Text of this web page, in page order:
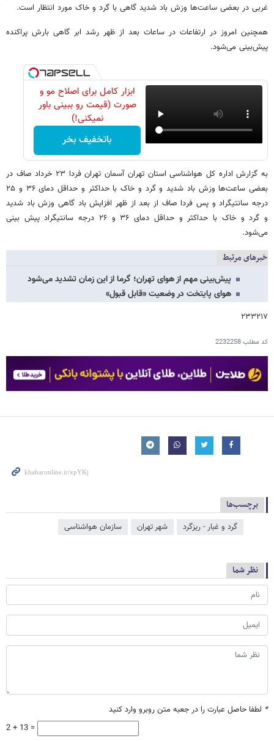
غربی در بعضی ساعت‌ها وزش باد شدید گاهی با گرد و خاک مورد انتظار است.
همچنین امروز در ارتفاعات در ساعات بعد از ظهر رشد ابر گاهی بارش پراکنده
پیش‌بینی می‌شود.
ابزار کامل برای اصلاح مو و
صورت (قیمت رو ببینی باور
نمیکنی!)
باتخفیف بخر
به گزارش اداره کل هواشناسی استان تهران آسمان تهران فردا ۲۳ خرداد صاف در
بعضی ساعت‌ها وزش باد شدید و گرد و خاک با حداکثر و حداقل دمای ۳۶ و ۲۵
درجه سانتیگراد و پس فردا صاف از بعد از ظهر افزایش باد گاهی وزش باد شدید
و گرد و خاک با حداکثر و حداقل دمای ۳۶ و ۲۶ درجه سانتیگراد پیش بینی
می‌شود.
خبرهای مرتبط
پیش‌بینی مهم از هوای تهران؛ گرما از این زمان تشدید می‌شود
هوای پایتخت در وضعیت «قابل قبول»
۲۳۳۲۱۷
کد مطلب2232258
برچسب‌ها
گرد و غبار - ریزگرد شهر تهران سازمان هواشناسی
نظر شما
* لطفا حاصل عبارت را در جعبه متن روبرو وارد کنید
2 + 13 =